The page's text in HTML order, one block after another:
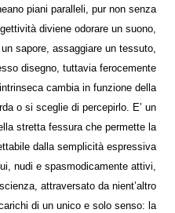
piani paralleli, pur non senza
diviene odorare un suono,
sapore, assaggiare un tessuto,
disegno, tuttavia ferocemente
cambia in funzione della
o si sceglie di percepirlo. E’ un
stretta fessura che permette la
dalla semplicità espressiva
nudi e spasmodicamente attivi,
attraversato da nient’altro
di un unico e solo senso: la